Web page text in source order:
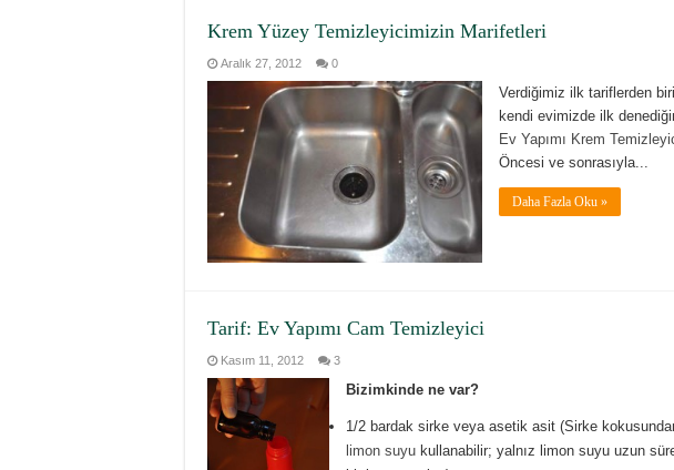
Krem Yüzey Temizleyicimizin Marifetleri
Aralık 27, 2012 0
Verdiğimiz ilk tariflerden
kendi evimizde ilk
Ev Yapımı Krem
Öncesi ve sonrasıyla...
Daha Fazla Oku »
Tarif: Ev Yapımı Cam Temizleyici
Kasım 11, 2012 3
Bizimkinde ne var?
1/2 bardak sirke veya asetik asit (Sirke
limon suyu kullanabilir; yalnız limon suyu uzun